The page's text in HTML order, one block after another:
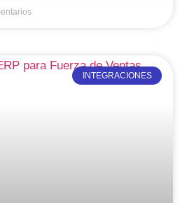
INTEGRACIONES